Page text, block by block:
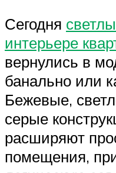
Сегодня
интерьере
вернулись в
банально или
Бежевые,
серые
расширяют
помещения,